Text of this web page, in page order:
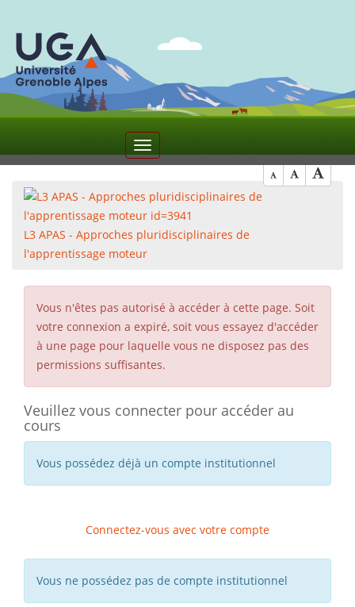
Toggle
navigation
L3 APAS - Approches pluridisciplinaires de
l'apprentissage moteur
Vous n'êtes pas autorisé à accéder à cette page. Soit
votre connexion a expiré, soit vous essayez d'accéder
à une page pour laquelle vous ne disposez pas des
permissions suffisantes.
Veuillez vous connecter pour accéder au
cours
Vous possédez déjà un compte institutionnel
Connectez-vous avec votre compte
Vous ne possédez pas de compte institutionnel